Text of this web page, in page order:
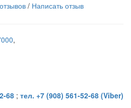
/ Написать отзыв
,
68 ; тел. +7 (908) 561-52-68 (Viber)